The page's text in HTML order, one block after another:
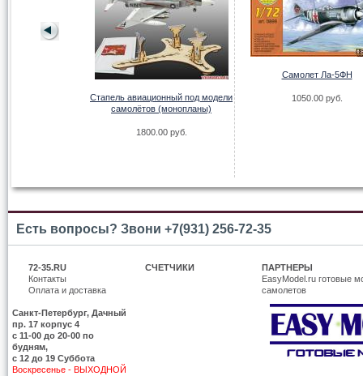
Стапель авиационный под модели
самолётов (монопланы)
1800.00 руб.
Самолет Ла-5ФН
1050.00 руб.
Есть вопросы? Звони +7(931) 256-72-35
72-35.RU
Контакты
Оплата и доставка
Санкт-Петербург, Дачный
пр. 17 корпус 4
c 11-00 до 20-00 по
будням,
с 12 до 19 Суббота
Воскресенье - ВЫХОДНОЙ
СЧЕТЧИКИ
ПАРТНЕРЫ
EasyModel.ru готовые
самолетов